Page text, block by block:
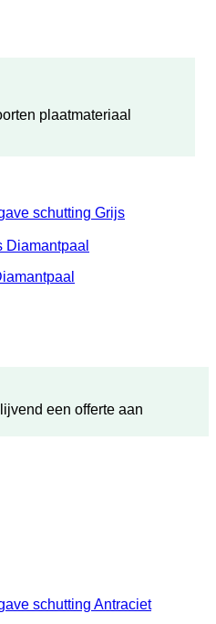
plaatmateriaal
een offerte aan